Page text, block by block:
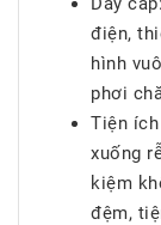
điện,
hình
phơi
Tiện
xuống
kiệm
đệm,